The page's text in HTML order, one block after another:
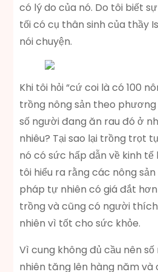
có lý do của nó. Do tôi biết
tối có cụ thân sinh của thầy
nói chuyện.
Khi tôi hỏi “cứ coi là có 100
trồng nông sản theo
số người đang ăn rau đó ở
nhiêu? Tại sao lại trồng trọt
nó có sức hấp dẫn về kinh tế
tôi hiểu ra rằng các nông
pháp tự nhiên có giá đắt
trồng và cũng có người
nhiên vì tốt cho sức khỏe.
Vì cung không đủ cầu nên
nhiên tăng lên hàng năm và